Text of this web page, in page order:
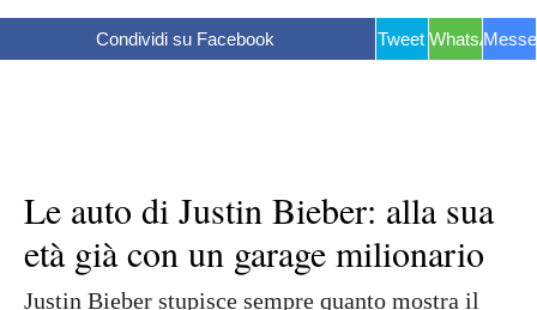
Condividi su Facebook Tweet WhatsApp
Le auto di Justin Bieber: alla sua
età già con un garage milionario
Justin Bieber stupisce sempre quanto mostra il